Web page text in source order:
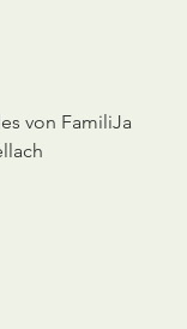
von FamiliJa